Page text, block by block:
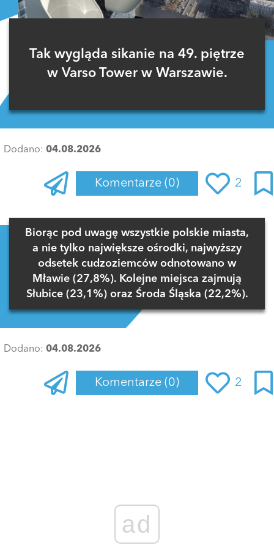
Tak wygląda sikanie na 49. piętrze
w Varso Tower w Warszawie.
Dodano: 04.08.2026
Komentarze (0) 2
Zaloguj się, aby dodać komentarz
Biorąc pod uwagę wszystkie polskie miasta,
a nie tylko największe ośrodki, najwyższy
odsetek cudzoziemców odnotowano w
Mławie (27,8%). Kolejne miejsca zajmują
Słubice (23,1%) oraz Środa Śląska (22,2%).
Dodano: 04.08.2026
Komentarze (0) 2
ad